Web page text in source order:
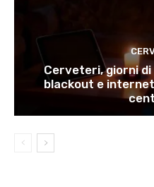
Cerveteri, giorni
blackout e